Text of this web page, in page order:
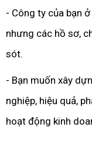
- Công ty của bạn
nhưng các hồ sơ,
sót.
- Bạn muốn xây
nghiệp, hiệu quả,
hoạt động kinh